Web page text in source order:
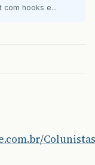
com hooks e...